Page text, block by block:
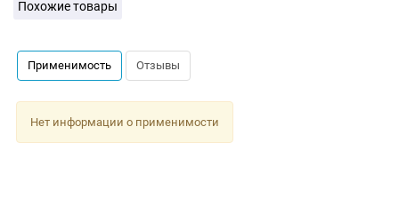
Похожие товары
Применимость Отзывы
Нет информации о применимости